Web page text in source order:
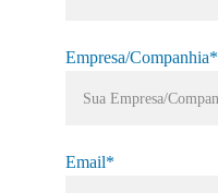
Empresa/Companhia*
Email*